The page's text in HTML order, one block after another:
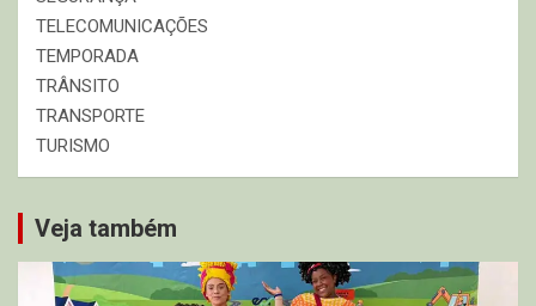
TELECOMUNICAÇÕES
TEMPORADA
TRÂNSITO
TRANSPORTE
TURISMO
Veja também